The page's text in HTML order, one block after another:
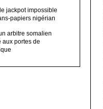
jackpot impossible
papiers nigérian
arbitre somalien
aux portes de